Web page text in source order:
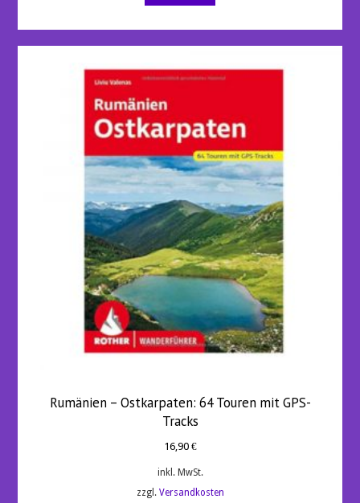
Rumänien – Ostkarpaten: 64 Touren mit GPS-
Tracks
16,90 €
inkl. MwSt.
zzgl. Versandkosten